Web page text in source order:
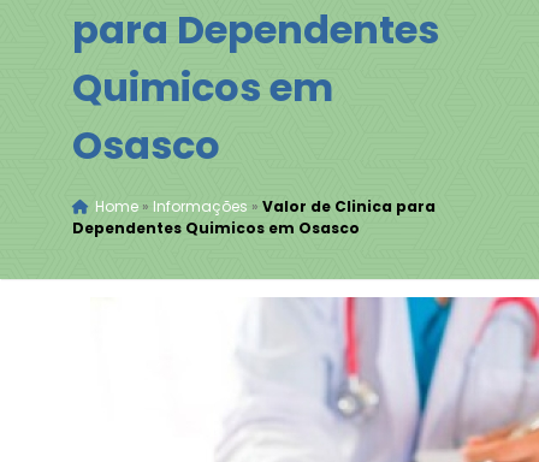
para Dependentes
Quimicos em
Osasco
Home» Informações » Valor de Clinica para
Dependentes Quimicos em Osasco